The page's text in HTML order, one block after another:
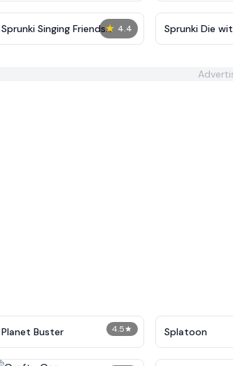
★ 4.4
Sprunki Singing Friends
Mustard Event
Sprunki Die
4.5★
Planet Buster Splatoon